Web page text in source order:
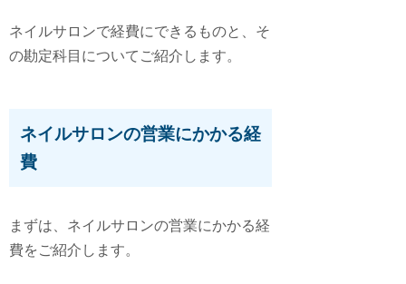
ネイルサロンで経費にできるものと、そ
の勘定科目についてご紹介します。
ネイルサロンの営業にかかる経
費
まずは、ネイルサロンの営業にかかる経
費をご紹介します。